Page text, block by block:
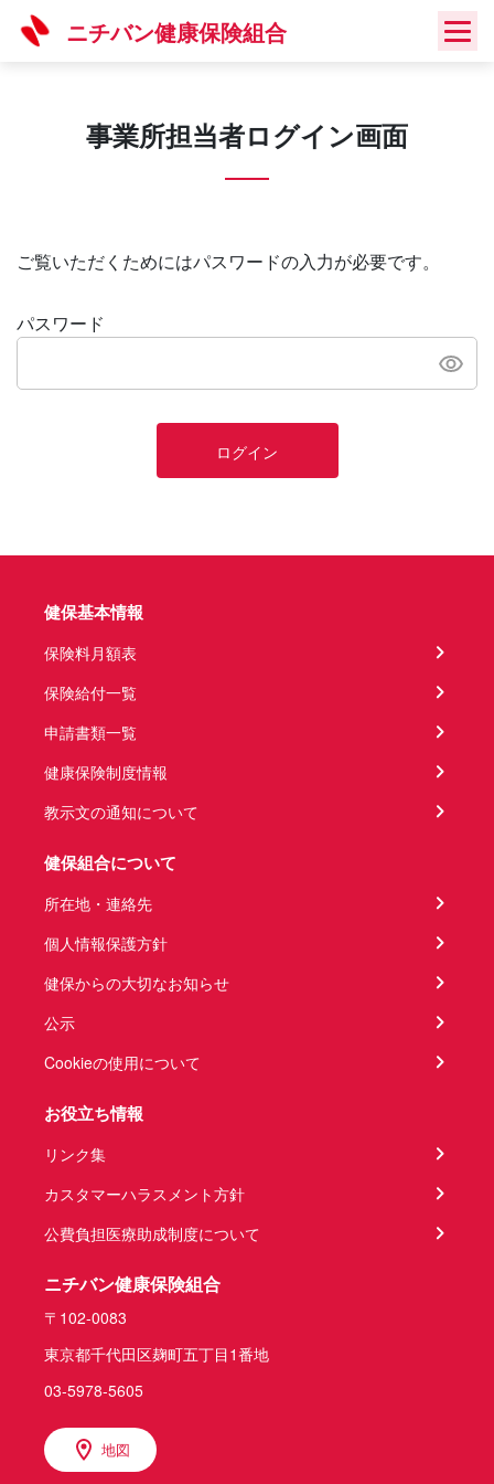
Skip
ニチバン健康保険組合
事業所担当者ログイン画面
ご覧いただくためにはパスワードの入力が必要です。
パスワード
ログイン
健保基本情報
保険料月額表
保険給付一覧
申請書類一覧
健康保険制度情報
教示文の通知について
健保組合について
所在地・連絡先
個人情報保護方針
健保からの大切なお知らせ
公示
Cookieの使用について
お役立ち情報
リンク集
カスタマーハラスメント方針
公費負担医療助成制度について
ニチバン健康保険組合
〒102-0083
東京都千代田区麹町五丁目1番地
03-5978-5605
地図